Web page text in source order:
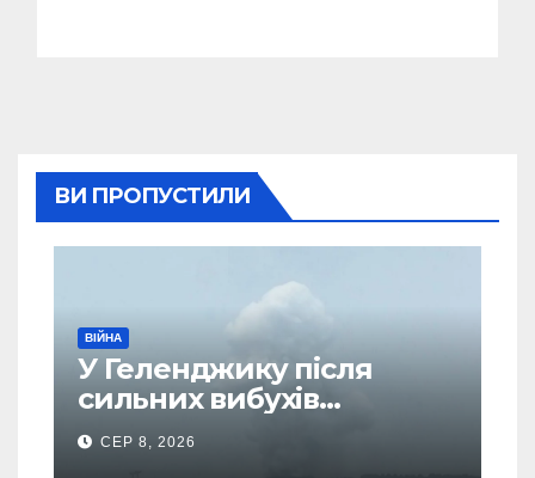
ВИ ПРОПУСТИЛИ
ВІЙНА
У Геленджику після
сильних вибухів
почалася масова
евакуація
СЕР 8, 2026